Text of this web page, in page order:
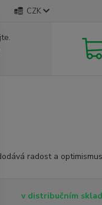
CZK
radost a optimismus
v distribučním